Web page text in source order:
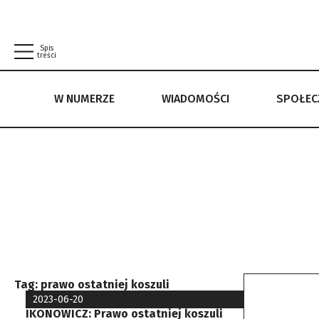
Spis
treści
W NUMERZE WIADOMOŚCI
W NUMERZE WIADOMOŚCI SPOŁECZEŃSTWO
Tag: prawo ostatniej koszuli
2023-06-20
IKONOWICZ: Prawo ostatniej koszuli